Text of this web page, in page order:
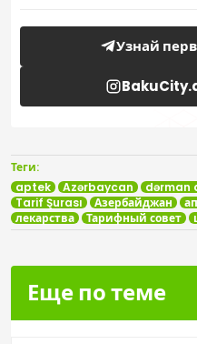
Узнай
Теги:
aptek
Azərbaycan dərman
Tarif Şurası
Азербайджан
лекарства
Тарифный совет
Еще по теме